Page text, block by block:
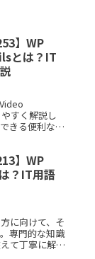
】WP
とは？IT
すく解説し
きる便利なツ
】WP
？IT用語
に向けて、そ
専門的な知識
て丁寧に解説